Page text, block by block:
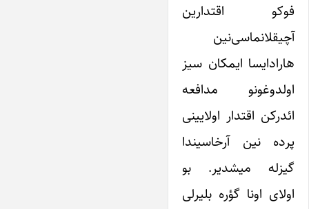
فوکو اقتدارین
آچیقلانماسی‌نین
هارادایسا ایمکان سیز
اولدوغونو مدافعه
ائدرکن اقتدار اولایینی
پرده نین آرخاسیندا
گیزله میشدیر. بو
اولای اونا گؤره بلیرلی